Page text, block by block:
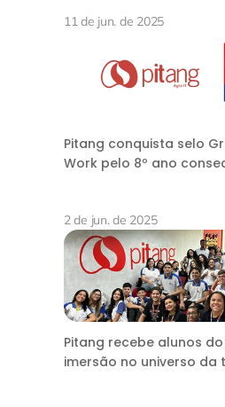
11 de jun. de 2025
Pitang conquista selo
Work pelo 8º ano
2 de jun. de 2025
Pitang recebe alunos do
imersão no universo da